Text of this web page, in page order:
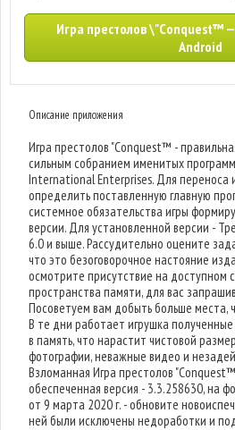
Игра престолов \"Conquest™
Android
Описание приложения
Игра престолов "Conquest™ -
сильным собранием именитых
International Enterprises. Для переноса
определить поставленную главную
системное обязательства игры
версии. Для установленной версии -
6.0 и выше. Рассудительно оцените
что это безоговорочное настояние
осмотрите присутствие на доступном
пространства памяти, для вас
Посоветуем вам добыть больше места,
В те дни работает игрушка
в память, что нарастит чистовой
фотографии, неважные видео и
Взломанная Игра престолов
обеспеченная версия - 3.3.258630, на
от 9 марта 2020 г. - обновите
ней были исключены недоработки и